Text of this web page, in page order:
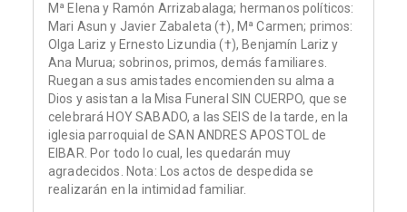
Mª Elena y Ramón Arrizabalaga; hermanos políticos:
Mari Asun y Javier Zabaleta (†), Mª Carmen; primos:
Olga Lariz y Ernesto Lizundia (†), Benjamín Lariz y
Ana Murua; sobrinos, primos, demás familiares.
Ruegan a sus amistades encomienden su alma a
Dios y asistan a la Misa Funeral SIN CUERPO, que se
celebrará HOY SABADO, a las SEIS de la tarde, en la
iglesia parroquial de SAN ANDRES APOSTOL de
EIBAR. Por todo lo cual, les quedarán muy
agradecidos. Nota: Los actos de despedida se
realizarán en la intimidad familiar.